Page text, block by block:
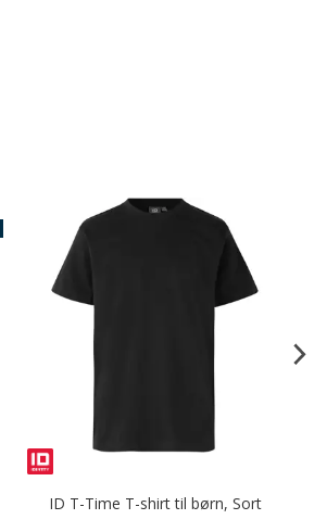
ID T-Time T-shirt til børn, Sort